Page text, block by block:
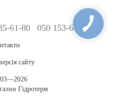
61-80 050 153-61-80
сайту
Гідротерм